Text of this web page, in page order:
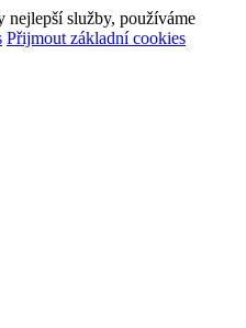
služby, používáme
Přijmout základní cookies